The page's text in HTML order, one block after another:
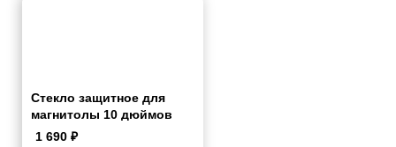
Стекло защитное для
магнитолы 10 дюймов
1 690 ₽